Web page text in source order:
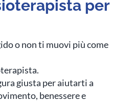
per
o non ti muovi più come
giusta per aiutarti a
benessere e